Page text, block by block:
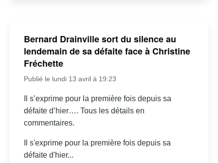
Bernard Drainville sort du silence au
lendemain de sa défaite face à Christine
Fréchette
Publié le lundi 13 avril à 19:23
Il s’exprime pour la première fois depuis sa
défaite d’hier…. Tous les détails en
commentaires.
Il s'exprime pour la première fois depuis sa
défaite d'hier...